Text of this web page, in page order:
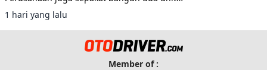
double decker berbasis sasis Scania K450CB
untuk layanan AKAP premium.
1 hari yang lalu
Member of :